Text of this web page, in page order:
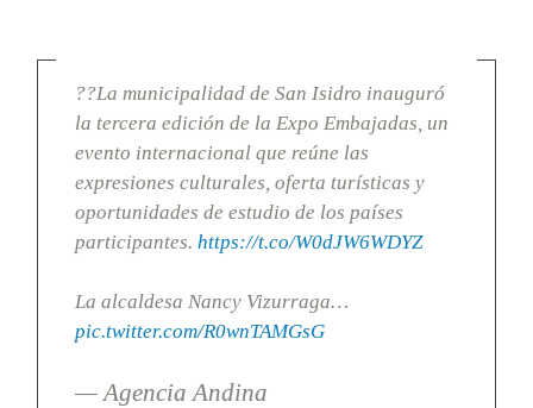
??La municipalidad de San Isidro inauguró
la tercera edición de la Expo Embajadas, un
evento internacional que reúne las
expresiones culturales, oferta turísticas y
oportunidades de estudio de los países
participantes. https://t.co/W0dJW6WDYZ
La alcaldesa Nancy Vizurraga…
pic.twitter.com/R0wnTAMGsG
— Agencia Andina